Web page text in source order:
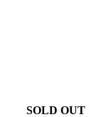
SOLD OUT